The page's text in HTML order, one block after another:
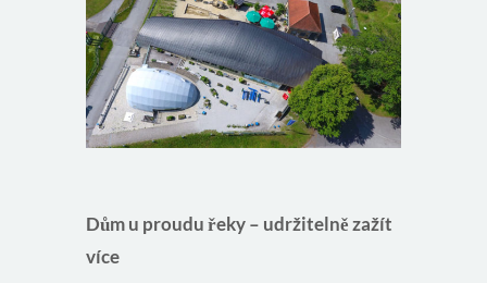
Dům u proudu řeky– udržitelně zažít
více